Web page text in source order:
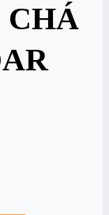
CHÁ